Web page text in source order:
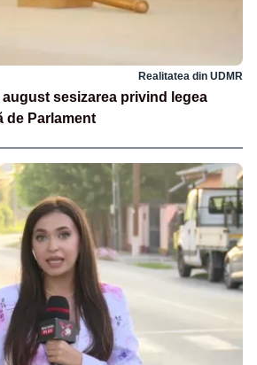
Realitatea din UDMR
sesizarea privind legea
de Parlament